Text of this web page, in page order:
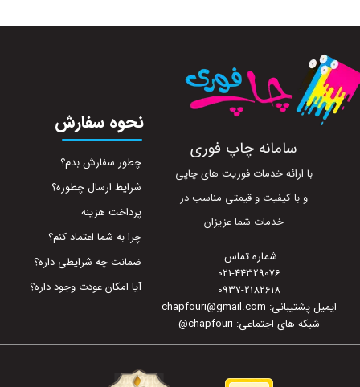
سامانه چاپ فوری
با ارائه خدمات فوریت های چاپی
و با کیفیت و قیمتی مناسب در
خدمات شما عزیزان
شماره تماس:
021-44329076
0937-2182618
ایمیل پشتیبانی: chapfouri@gmail.com
شبکه های اجتماعی: chapfouri
@
نحوه سفارش
چطور سفارش بدم؟
شرایط ارسال چطوره؟
پرداخت هزینه
چرا به شما اعتماد کنم؟
ضمانت چه شرایطی داره؟
آیا امکان عودت وجود داره؟